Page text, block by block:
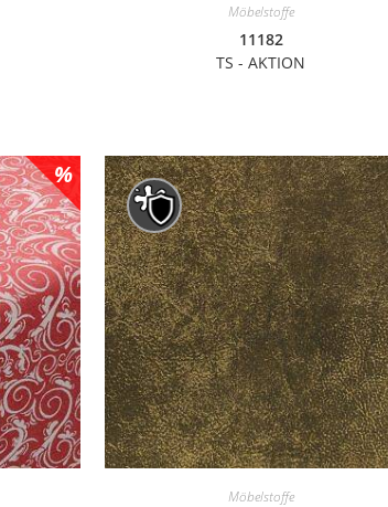
Möbelstoffe
11182
TS - AKTION
Möbelstoffe